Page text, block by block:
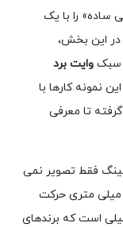
را با یک
این بخش،
سبک وایت برد
نمونه کارها با
تا معرفی
فقط تصویر نمی
میلی متری حرکت
است که برندهای